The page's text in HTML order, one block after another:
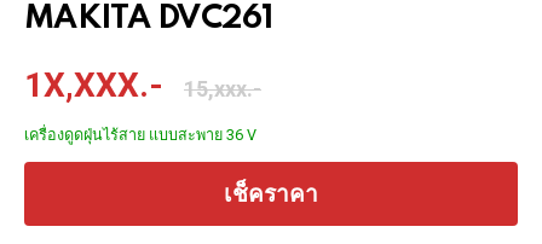
MAKITA DVC261
1X,XXX.- 15,xxx.-
เครื่องดูดฝุ่นไร้สาย แบบสะพาย 36 V
เช็คราคา